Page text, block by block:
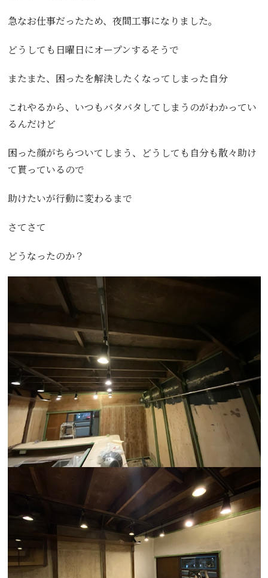
急なお仕事だったため、夜間工事になりました。
どうしても日曜日にオープンするそうで
またまた、困ったを解決したくなってしまった自分
これやるから、いつもバタバタしてしまうのがわかってい
るんだけど
困った顔がちらついてしまう、どうしても自分も散々助け
て貰っているので
助けたいが行動に変わるまで
さてさて
どうなったのか？